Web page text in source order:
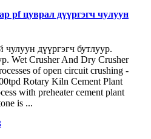
pf цуврал дүүргэгч чулуун
дүүргэгч бутлуур.
Wet Crusher And Dry Crusher
of open circuit crushing -
Rotary Kiln Cement Plant
with preheater cement plant
is ...